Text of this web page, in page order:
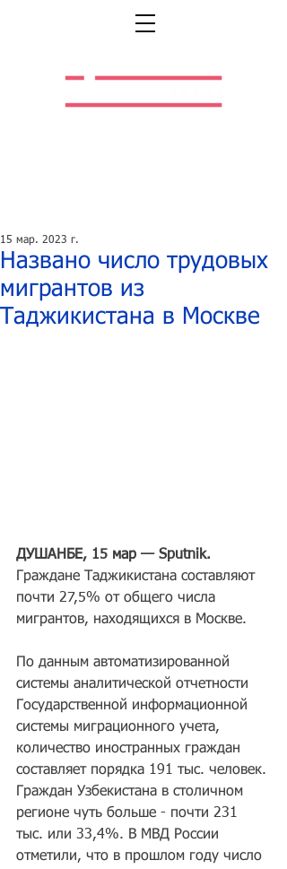
Названо число трудовых
мигрантов из
Таджикистана в Москве
15 мар. 2023 г.
ДУШАНБЕ, 15 мар — Sputnik.
Граждане Таджикистана составляют
почти 27,5% от общего числа
мигрантов, находящихся в Москве.
По данным автоматизированной
системы аналитической отчетности
Государственной информационной
системы миграционного учета,
количество иностранных граждан
составляет порядка 191 тыс. человек.
Граждан Узбекистана в столичном
регионе чуть больше - почти 231
тыс. или 33,4%. В МВД России
отметили, что в прошлом году число